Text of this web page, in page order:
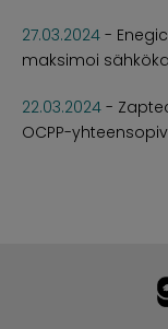
27.03.2024 -
maksimoi
22.03.2024 -
OCPP-